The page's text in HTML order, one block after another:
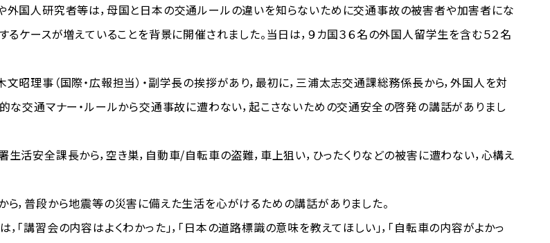
外国人研究者等は，母国と日本の交通ルールの違いを知らないために交通事故の被害者や加害者にな
るケースが増えていることを背景に開催されました。当日は，９カ国３６名の外国人留学生を含む５２名
昭理事（国際・広報担当）・副学長の挨拶があり，最初に，三浦太志交通課総務係長から，外国人を対
な交通マナー・ルールから交通事故に遭わない，起こさないための交通安全の啓発の講話がありまし
活安全課長から，空き巣，自動車/自転車の盗難，車上狙い，ひったくりなどの被害に遭わない，心構え
，普段から地震等の災害に備えた生活を心がけるための講話がありました。
「講習会の内容はよくわかった」，「日本の道路標識の意味を教えてほしい」，「自転車の内容がよかっ